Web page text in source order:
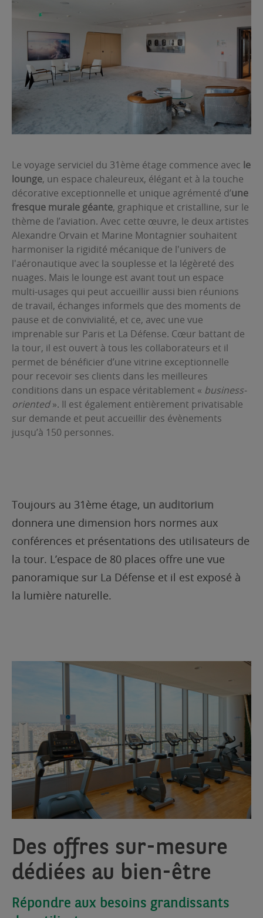
Le voyage serviciel du 31ème étage commence avec le
lounge, un espace chaleureux, élégant et à la touche
décorative exceptionnelle et unique agrémenté d’une
fresque murale géante, graphique et cristalline, sur le
thème de l’aviation. Avec cette œuvre, le deux artistes
Alexandre Orvain et Marine Montagnier souhaitent
harmoniser la rigidité mécanique de l'univers de
l'aéronautique avec la souplesse et la légèreté des
nuages. Mais le lounge est avant tout un espace
multi-usages qui peut accueillir aussi bien réunions
de travail, échanges informels que des moments de
pause et de convivialité, et ce, avec une vue
imprenable sur Paris et La Défense. Cœur battant de
la tour, il est ouvert à tous les collaborateurs et il
permet de bénéficier d’une vitrine exceptionnelle
pour recevoir ses clients dans les meilleures
conditions dans un espace véritablement « business-
oriented». Il est également entièrement privatisable
sur demande et peut accueillir des évènements
jusqu’à 150 personnes.
Toujours au 31ème étage, un auditorium
donnera une dimension hors normes aux
conférences et présentations des utilisateurs de
la tour. L’espace de 80 places offre une vue
panoramique sur La Défense et il est exposé à
la lumière naturelle.
Des offres sur-mesure
dédiées au bien-être
Répondre aux besoins grandissants